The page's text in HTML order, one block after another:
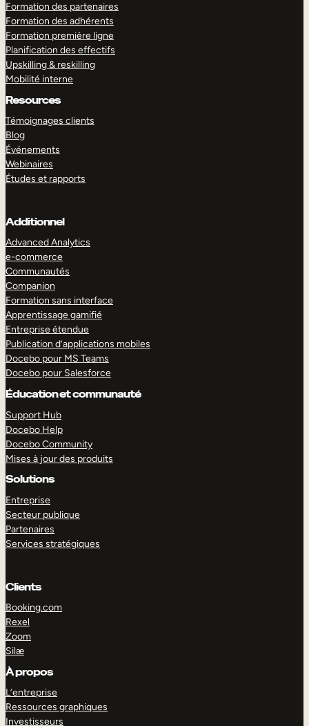
Formation des partenaires
Formation des adhérents
Formation première ligne
Planification des effectifs
Upskilling & reskilling
Mobilité interne
Resources
Témoignages clients
Blog
Événements
Webinaires
Études et rapports
Additionnel
Advanced Analytics
e-commerce
Communautés
Companion
Formation sans interface
Apprentissage gamifié
Entreprise étendue
Publication d’applications mobiles
Docebo pour MS Teams
Docebo pour Salesforce
Éducation et communauté
Support Hub
Docebo Help
Docebo Community
Mises à jour des produits
Solutions
Entreprise
Secteur publique
Partenaires
Services stratégiques
Clients
Booking.com
Rexel
Zoom
Silæ
À propos
L’entreprise
Ressources graphiques
Investisseurs